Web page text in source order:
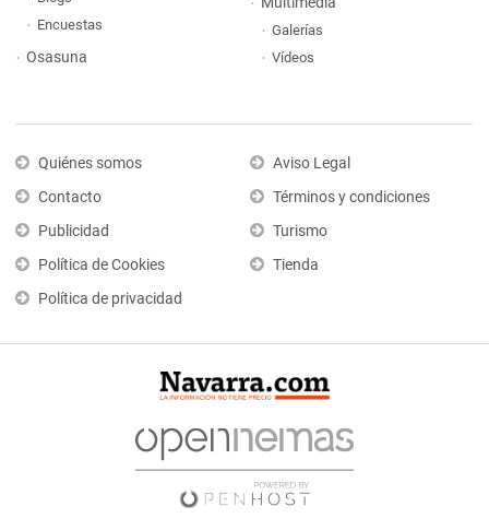
Encuestas
Osasuna
Galerías
Vídeos
Quiénes somos
Contacto
Publicidad
Política de Cookies
Política de privacidad
Aviso Legal
Términos y condiciones
Turismo
Tienda